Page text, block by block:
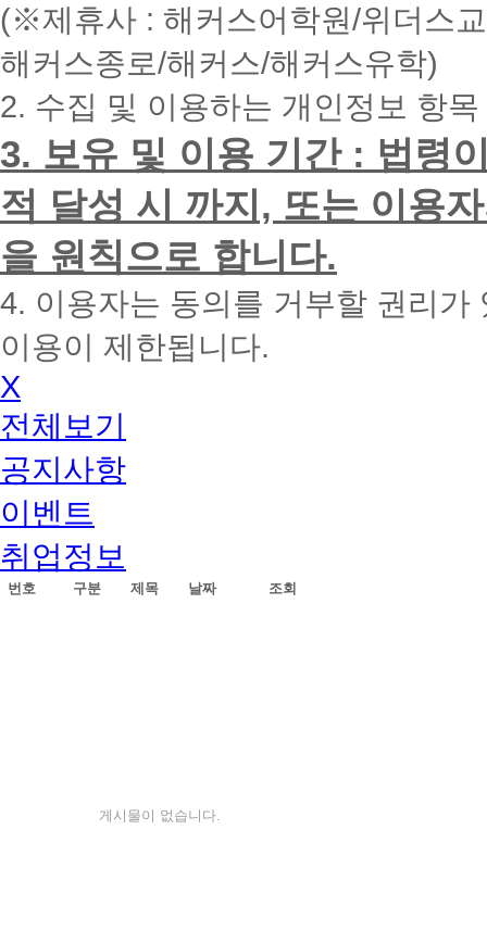
간
내
에
화
드
리
겠
습
니
다.
(※제휴사 : 해커스어학원/위더스
해커스종로/해커스/해커스유학)
2. 수집 및 이용하는 개인정보 항
3. 보유 및 이용 기간 : 법령
적 달성 시 까지, 또는 이용
을 원칙으로 합니다.
4. 이용자는 동의를 거부할 권리
이용이 제한됩니다.
X
전체보기
공지사항
이벤트
취업정보
번호 구분 제목 날짜 조회
게시물이 없습니다.